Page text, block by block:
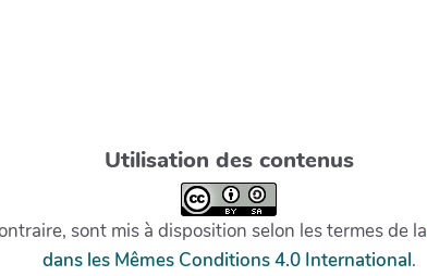
Utilisation des contenus
sont mis à disposition selon les termes de la
dans les Mêmes Conditions 4.0 International.